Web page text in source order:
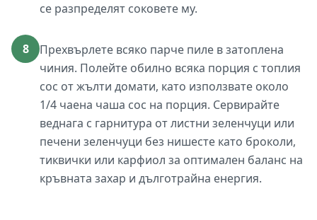
се разпределят соковете му.
8
Прехвърлете всяко парче пиле в затоплена
чиния. Полейте обилно всяка порция с топлия
сос от жълти домати, като използвате около
1/4 чаена чаша сос на порция. Сервирайте
веднага с гарнитура от листни зеленчуци или
печени зеленчуци без нишесте като броколи,
тиквички или карфиол за оптимален баланс на
кръвната захар и дълготрайна енергия.